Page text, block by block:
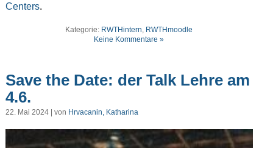
Centers.
Kategorie: RWTHintern, RWTHmoodle
Keine Kommentare »
Save the Date: der Talk Lehre am
4.6.
22. Mai 2024 | von Hrvacanin, Katharina